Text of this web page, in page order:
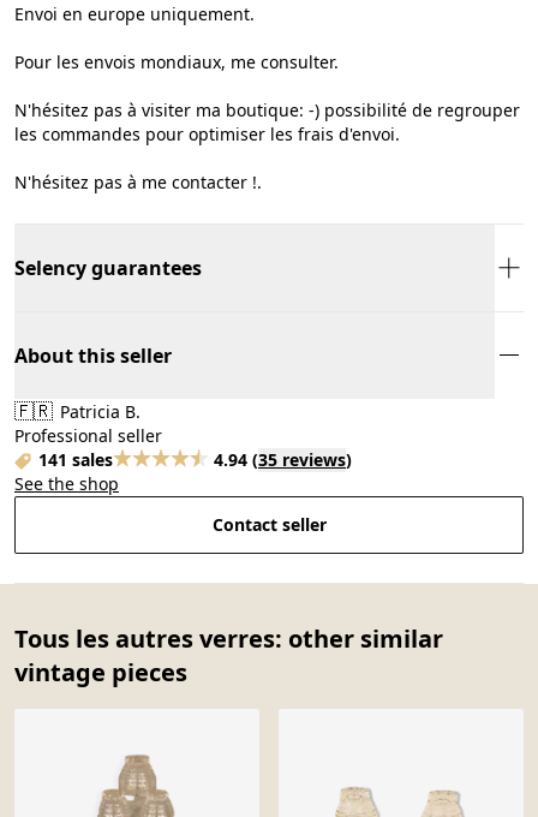
Envoi en europe uniquement.
Pour les envois mondiaux, me consulter.
N'hésitez pas à visiter ma boutique: -) possibilité de regrouper
les commandes pour optimiser les frais d'envoi.
N'hésitez pas à me contacter !.
Selency guarantees
About this seller
🇫🇷 Patricia B.
Professional seller
141 sales
4.94 (35 reviews)
See the shop
Contact seller
Tous les autres verres: other similar
vintage pieces